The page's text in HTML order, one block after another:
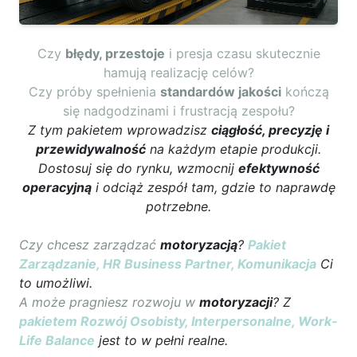
Czy błędy, przestoje i presja czasu skutecznie
hamują realizację celów?
Czy próby spełnienia standardów jakościkończą
się nadgodzinami i frustracją zespołu?
Z tym pakietem wprowadzisz ciągłość, precyzję i
przewidywalność na każdym etapie produkcji.
Dostosuj się do rynku, wzmocnij efektywność
operacyjnąi odciąż zespół tam, gdzie to naprawdę
potrzebne.
Czy chcesz zarządzać motoryzacją? Pakiet
Zarządzanie, HR Business Partner, Komunikacja Ci
to umożliwi.
A może pragniesz rozwoju w motoryzacji? Z
pakietem Rozwój Osobisty, Interpersonalne, Work-
Life Balance jest to w pełni realne.